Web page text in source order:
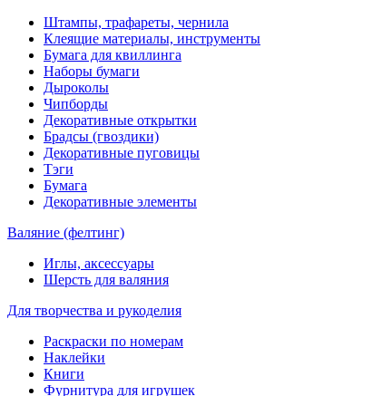
Штампы, трафареты, чернила
Клеящие материалы, инструменты
Бумага для квиллинга
Наборы бумаги
Дыроколы
Чипборды
Декоративные открытки
Брадсы (гвоздики)
Декоративные пуговицы
Тэги
Бумага
Декоративные элементы
Валяние (фелтинг)
Иглы, аксессуары
Шерсть для валяния
Для творчества и рукоделия
Раскраски по номерам
Наклейки
Книги
Фурнитура для игрушек